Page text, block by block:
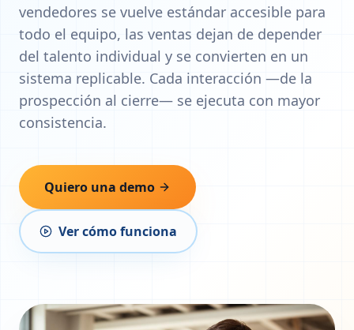
vendedores se vuelve estándar accesible para
todo el equipo, las ventas dejan de depender
del talento individual y se convierten en un
sistema replicable. Cada interacción —de la
prospección al cierre— se ejecuta con mayor
consistencia.
Quiero una demo
Ver cómo funciona